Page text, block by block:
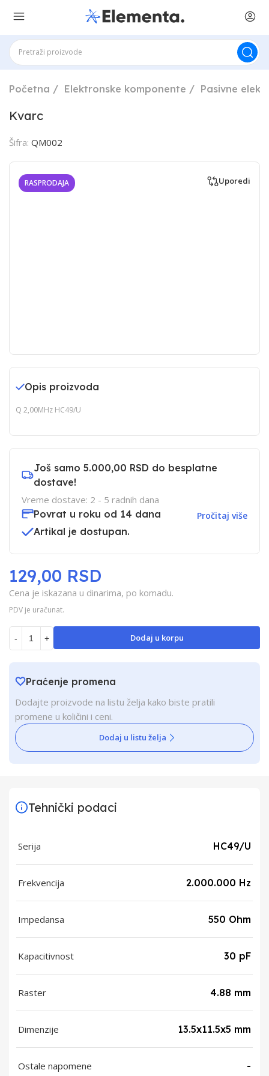
Početna Elektronske komponente Pasivne
Kvarc
Šifra: QM002
RASPRODAJA Uporedi
Opis proizvoda
Q 2,00MHz HC49/U
Još samo 5.000,00 RSD do besplatne
dostave!
Vreme dostave: 2 - 5 radnih dana
Povrat u roku od 14 dana
Pročitaj više
Artikal je dostupan.
Cena je iskazana u dinarima, po komadu.
PDV je uračunat.
129,00 RSD
- + Dodaj u korpu
Praćenje promena
Dodajte proizvode na listu želja kako biste pratili
promene u količini i ceni.
Dodaj u listu želja
Tehnički podaci
Serija HC49/U
Frekvencija 2.000.000 Hz
Impedansa 550 Ohm
Kapacitivnost 30 pF
Raster 4.88 mm
Dimenzije 13.5x11.5x5 mm
Ostale napomene -